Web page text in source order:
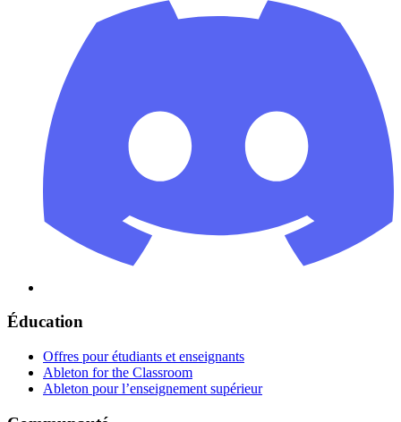
Éducation
Offres pour étudiants et enseignants
Ableton for the Classroom
Ableton pour l’enseignement supérieur